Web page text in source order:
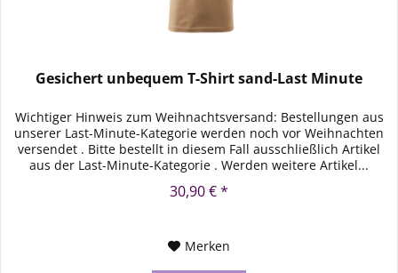
Gesichert unbequem T-Shirt sand-Last Minute
Wichtiger Hinweis zum Weihnachtsversand: Bestellungen aus
unserer Last-Minute-Kategorie werden noch vor Weihnachten
versendet . Bitte bestellt in diesem Fall ausschließlich Artikel
aus der Last-Minute-Kategorie . Werden weitere Artikel...
30,90 € *
Merken